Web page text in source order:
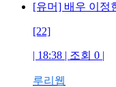
[유머] 배우 이정
[22]
| 18:38 | 조회 0 |
루리웹